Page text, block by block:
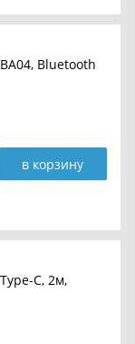
Bluetooth
в корзину
C, 2м,